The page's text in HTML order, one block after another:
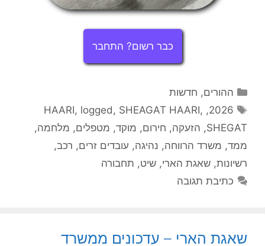
כבר רשום? התחבר
קטגוריות
ההורים, חדשות
תגיות
2026
,
HAARI, logged, SHEAGAT HAARI,
SHEGAT
, הזעקה, חירום, מוקד, מטפלים, מלחמה,
ממד, משרד הרווחה, נהיגה, עובדים זרים, רכב,
רשיונות, שאגת הארי, שיט, תחבורה
כתיבת תגובה
שאגת הארי – עדכונים ממשרד